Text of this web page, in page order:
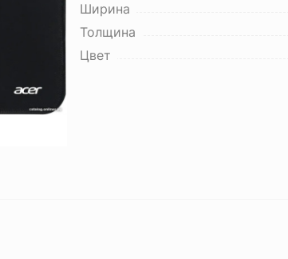
Ширина
Толщина
Цвет